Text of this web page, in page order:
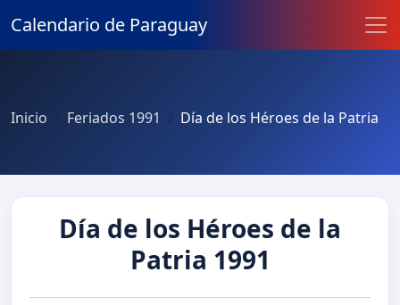
Calendario de Paraguay
Inicio Feriados 1991 Día de los Héroes de la Patria
Día de los Héroes de la
Patria 1991